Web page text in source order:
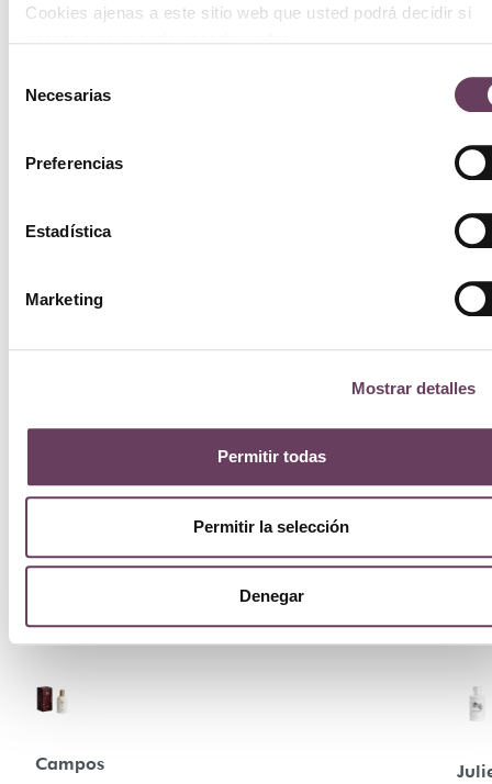
Cookies ajenas a este sitio web que usted podrá decidir si
Necesarias
Preferencias
Estadística
Marketing
Mostrar detalles
Permitir todas
Permitir la selección
Denegar
Campos